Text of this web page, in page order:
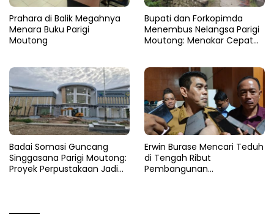
Prahara di Balik Megahnya
Menara Buku Parigi
Moutong
​Bupati dan Forkopimda
Menembus Nelangsa Parigi
Moutong: Menakar Cepat
Badai Somasi Guncang
Singgasana Parigi Moutong:
Proyek Perpustakaan Jadi
Erwin Burase Mencari Teduh
di Tengah Ribut
Pembangunan